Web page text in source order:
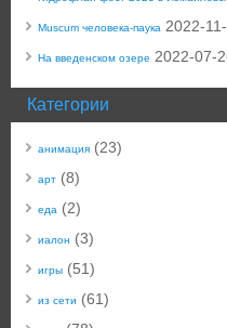
Muscum человека-паука 2022-
На введенском озере 2022-07-
Категории
анимация (23)
арт (8)
еда (2)
иалон (3)
игры (51)
из сети (61)